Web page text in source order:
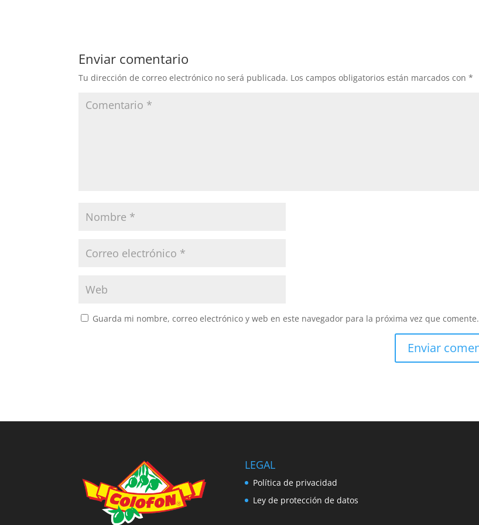
Enviar comentario
Tu dirección de correo electrónico no será publicada. Los campos obligatorios están marcados con*
Guarda mi nombre, correo electrónico y web en este navegador para la próxima vez que comente.
LEGAL
Política de privacidad
Ley de protección de datos